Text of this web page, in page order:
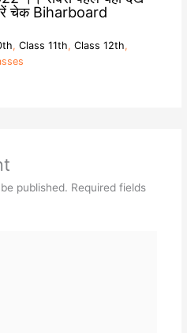
चेक Biharboard
, Class 11th, Class 12th,
published. Required fields